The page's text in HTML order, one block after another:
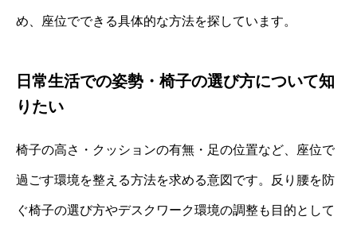
め、座位でできる具体的な方法を探しています。
日常生活での姿勢・椅子の選び方について知
りたい
椅子の高さ・クッションの有無・足の位置など、座位で
過ごす環境を整える方法を求める意図です。反り腰を防
ぐ椅子の選び方やデスクワーク環境の調整も目的として